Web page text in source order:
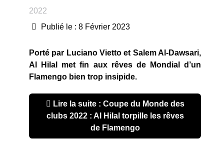
2022
Publié le : 8 Février 2023
Porté par Luciano Vietto et Salem Al-Dawsari,
Al Hilal met fin aux rêves de Mondial d’un
Flamengo bien trop insipide.
Lire la suite : Coupe du Monde des
clubs 2022 : Al Hilal torpille les rêves
de Flamengo